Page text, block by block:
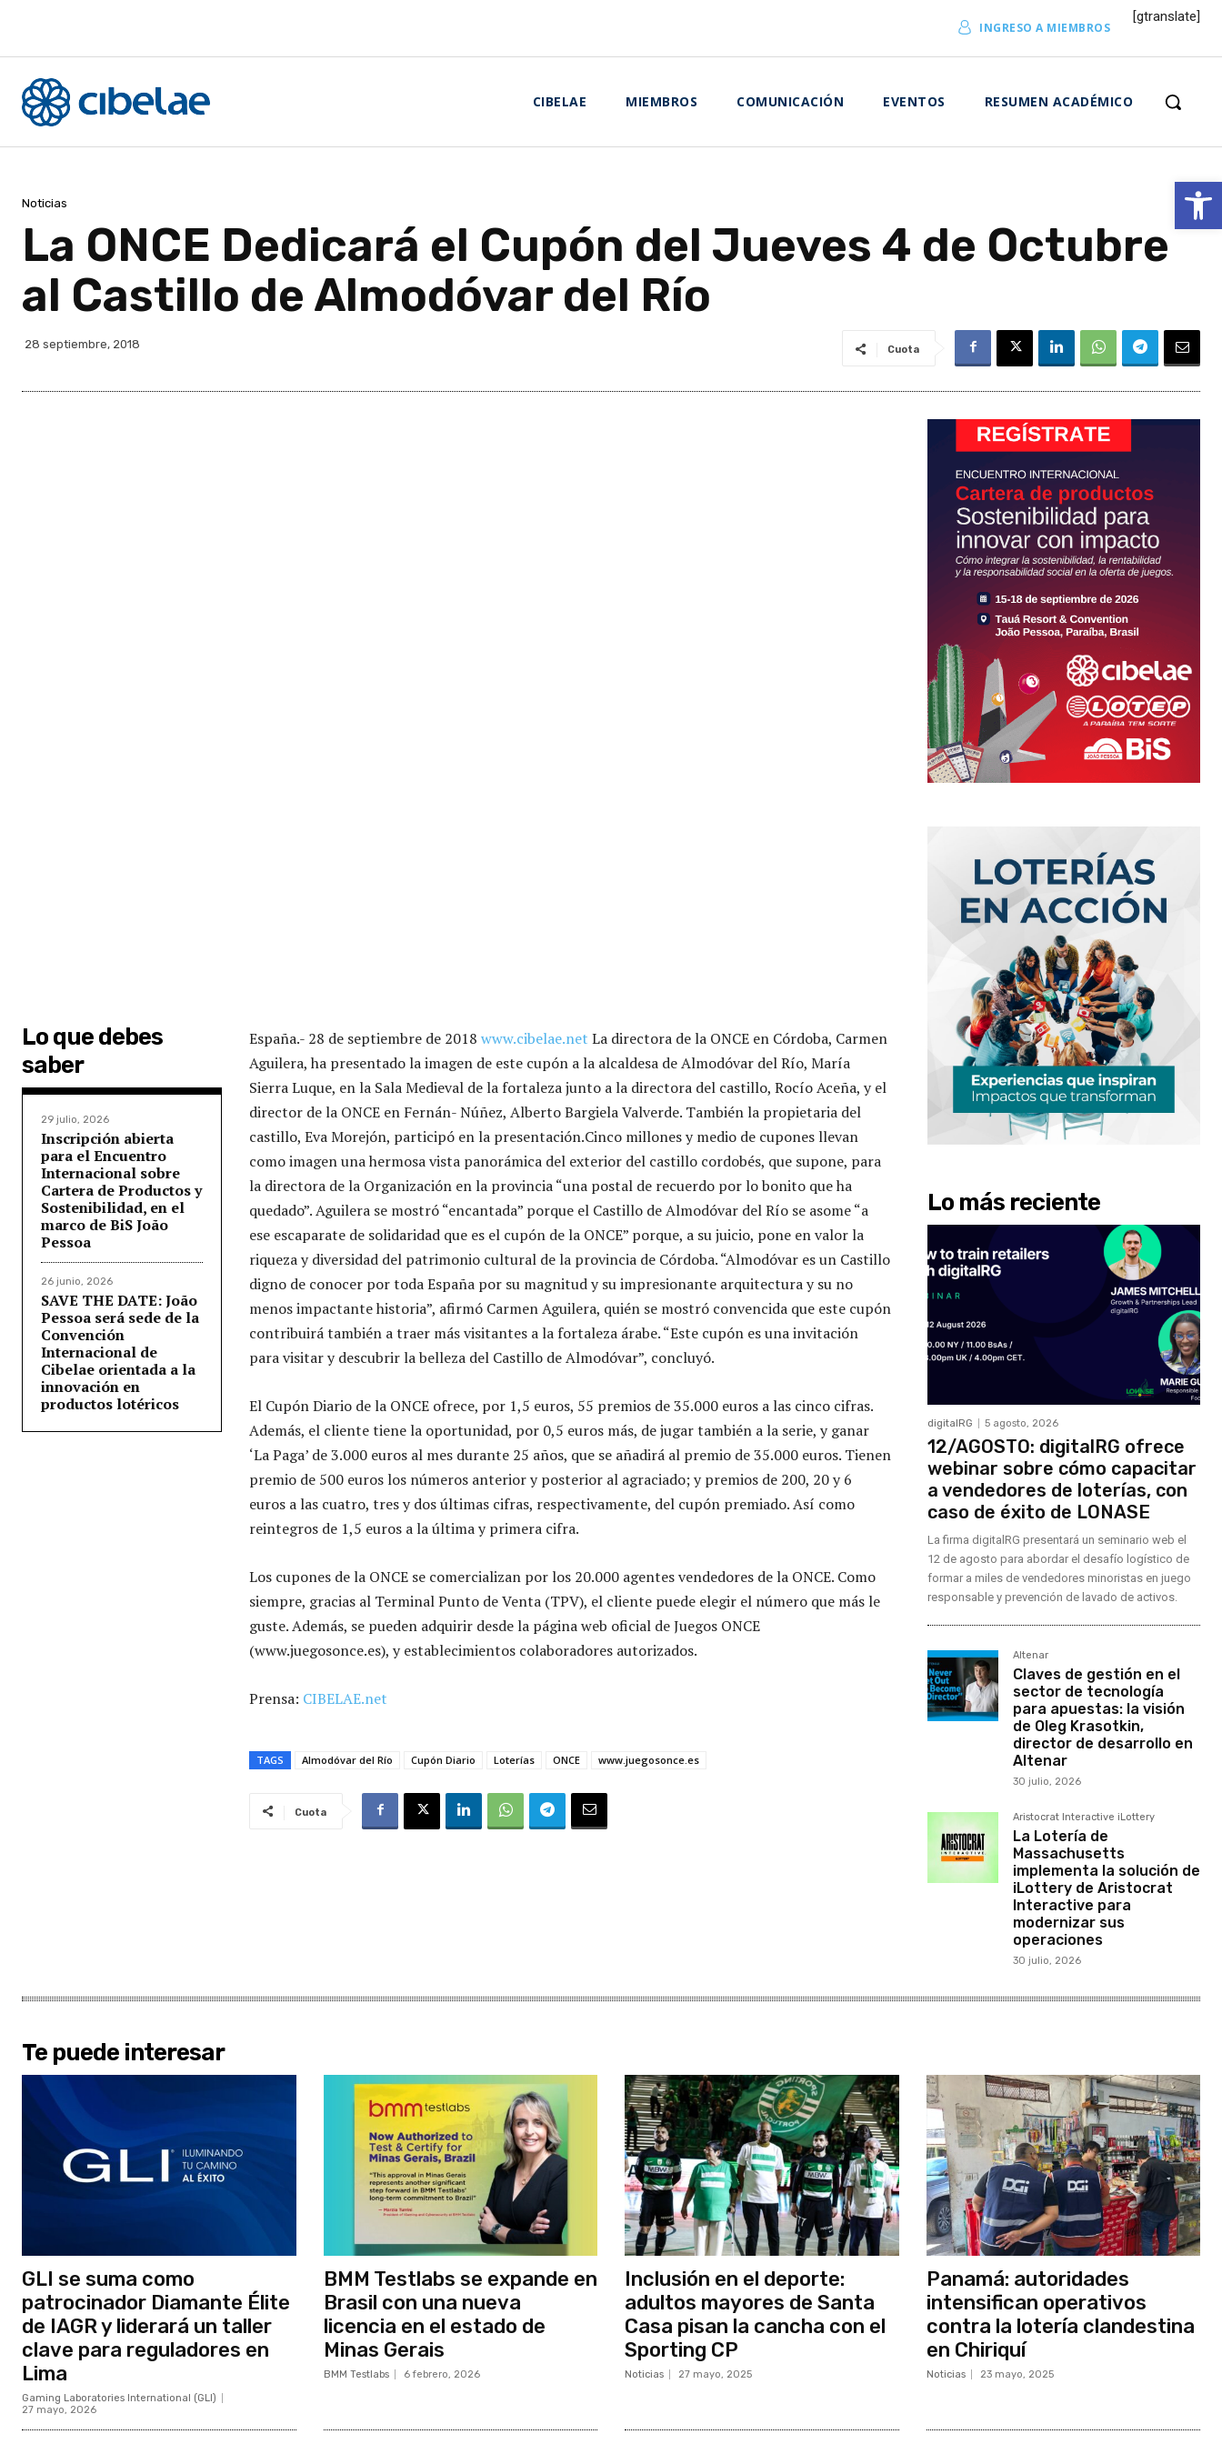
Abrir
INGRESO A MIEMBROS
[gtranslate]
CIBELAE MIEMBROS COMUNICACIÓN EVENTOS RESUMEN ACADÉMICO
Noticias
La ONCE Dedicará el Cupón del Jueves 4 de Octubre
al Castillo de Almodóvar del Río
28 septiembre, 2018 Cuota
Lo que debes
saber
29 julio, 2026
Inscripción abierta
para el Encuentro
Internacional sobre
Cartera de Productos y
Sostenibilidad, en el
marco de BiS João
Pessoa
26 junio, 2026
SAVE THE DATE: João
Pessoa será sede de la
Convención
Internacional de
Cibelae orientada a la
innovación en
productos lotéricos
España.- 28 de septiembre de 2018 www.cibelae.net La directora de la ONCE en Córdoba, Carmen
Aguilera, ha presentado la imagen de este cupón a la alcaldesa de Almodóvar del Río, María
Sierra Luque, en la Sala Medieval de la fortaleza junto a la directora del castillo, Rocío Aceña, y el
director de la ONCE en Fernán- Núñez, Alberto Bargiela Valverde. También la propietaria del
castillo, Eva Morejón, participó en la presentación.Cinco millones y medio de cupones llevan
como imagen una hermosa vista panorámica del exterior del castillo cordobés, que supone, para
la directora de la Organización en la provincia “una postal de recuerdo por lo bonito que ha
quedado”. Aguilera se mostró “encantada” porque el Castillo de Almodóvar del Río se asome “a
ese escaparate de solidaridad que es el cupón de la ONCE” porque, a su juicio, pone en valor la
riqueza y diversidad del patrimonio cultural de la provincia de Córdoba. “Almodóvar es un Castillo
digno de conocer por toda España por su magnitud y su impresionante arquitectura y su no
menos impactante historia”, afirmó Carmen Aguilera, quién se mostró convencida que este cupón
contribuirá también a traer más visitantes a la fortaleza árabe. “Este cupón es una invitación
para visitar y descubrir la belleza del Castillo de Almodóvar”, concluyó.
El Cupón Diario de la ONCE ofrece, por 1,5 euros, 55 premios de 35.000 euros a las cinco cifras.
Además, el cliente tiene la oportunidad, por 0,5 euros más, de jugar también a la serie, y ganar
‘La Paga’ de 3.000 euros al mes durante 25 años, que se añadirá al premio de 35.000 euros. Tienen
premio de 500 euros los números anterior y posterior al agraciado; y premios de 200, 20 y 6
euros a las cuatro, tres y dos últimas cifras, respectivamente, del cupón premiado. Así como
reintegros de 1,5 euros a la última y primera cifra.
Los cupones de la ONCE se comercializan por los 20.000 agentes vendedores de la ONCE. Como
siempre, gracias al Terminal Punto de Venta (TPV), el cliente puede elegir el número que más le
guste. Además, se pueden adquirir desde la página web oficial de Juegos ONCE
(www.juegosonce.es), y establecimientos colaboradores autorizados.
Prensa: CIBELAE.net
TAGS Almodóvar del Río Cupón Diario Loterías ONCE www.juegosonce.es
Cuota
Lo más reciente
digitalRG 5 agosto, 2026
12/AGOSTO: digitalRG ofrece
webinar sobre cómo capacitar
a vendedores de loterías, con
caso de éxito de LONASE
La firma digitalRG presentará un seminario web el
12 de agosto para abordar el desafío logístico de
formar a miles de vendedores minoristas en juego
responsable y prevención de lavado de activos.
Altenar
Claves de gestión en el
sector de tecnología
para apuestas: la visión
de Oleg Krasotkin,
director de desarrollo en
Altenar
30 julio, 2026
Aristocrat Interactive iLottery
La Lotería de
Massachusetts
implementa la solución de
iLottery de Aristocrat
Interactive para
modernizar sus
operaciones
30 julio, 2026
Te puede interesar
GLI se suma como
patrocinador Diamante Élite
de IAGR y liderará un taller
clave para reguladores en
Lima
Gaming Laboratories International (GLI)
27 mayo, 2026
BMM Testlabs se expande en
Brasil con una nueva
licencia en el estado de
Minas Gerais
BMM Testlabs 6 febrero, 2026
Inclusión en el deporte:
adultos mayores de Santa
Casa pisan la cancha con el
Sporting CP
Noticias 27 mayo, 2025
Panamá: autoridades
intensifican operativos
contra la lotería clandestina
en Chiriquí
Noticias 23 mayo, 2025